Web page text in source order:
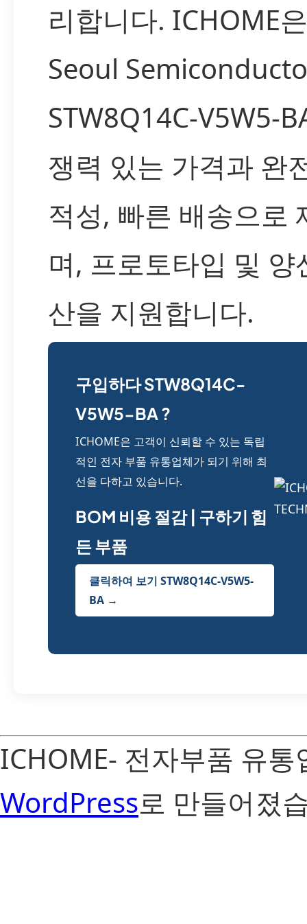
리합니다. ICHOME
Seoul
STW8Q14C-V5W5-
쟁력 있는 가격과 완
적성, 빠른 배송으로
며, 프로토타입 및 양
산을 지원합니다.
구입하다 STW8Q14C-
V5W5-BA ?
ICHOME은 고객이 신뢰할 수 있는 독립
적인 전자 부품 유통업체가 되기 위해 최
선을 다하고 있습니다.
BOM 비용 절감 | 구하기 힘
든 부품
클릭하여 보기 STW8Q14C-V5W5-
BA →
ICHOME- 전자부품 유
WordPress로 만들어졌